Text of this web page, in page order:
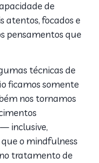
de
atentos, focados e
pensamentos que
técnicas de
ficamos somente
nos tornamos
inclusive,
o mindfulness
tratamento de